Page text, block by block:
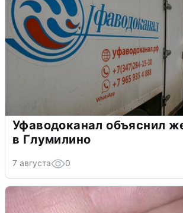
Уфаводоканал объяснил
в Глумилино
7 августа 0